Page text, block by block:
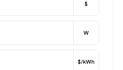
$
W
$/kWh